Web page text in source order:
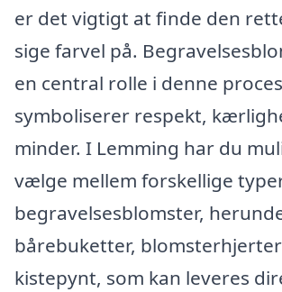
er det vigtigt at finde den
sige farvel på.
en central rolle i denne
symboliserer respekt,
minder. I Lemming har du
vælge mellem forskellige
begravelsesblomster,
bårebuketter,
kistepynt, som kan leveres